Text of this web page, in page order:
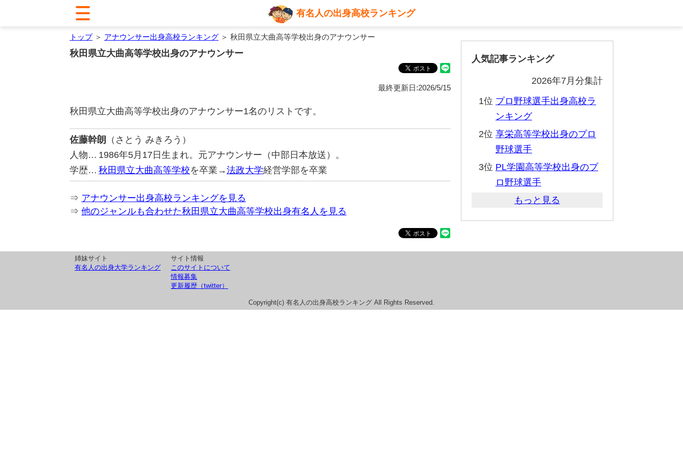
有名人の出身高校ランキング
トップ＞ アナウンサー出身高校ランキング ＞ 秋田県立大曲高等学校出身のアナウンサー
秋田県立大曲高等学校出身のアナウンサー
最終更新日:2026/5/15
秋田県立大曲高等学校出身のアナウンサー1名のリストです。
佐藤幹朗
（さとう みきろう）
人物… 1986年5月17日生まれ。元アナウンサー（中部日本放送）。
学歴… 秋田県立大曲高等学校を卒業→法政大学経営学部を卒業
⇒ アナウンサー出身高校ランキングを見る
⇒ 他のジャンルも合わせた秋田県立大曲高等学校出身有名人を見る
人気記事ランキング
2026年7月分集計
1位 プロ野球選手出身高校ラ
ンキング
2位 享栄高等学校出身のプロ
野球選手
3位 PL学園高等学校出身のプ
ロ野球選手
もっと見る
姉妹サイト
有名人の出身大学ランキング
サイト情報
このサイトについて
情報募集
更新履歴（twitter）
Copyright(c) 有名人の出身高校ランキング All Rights Reserved.